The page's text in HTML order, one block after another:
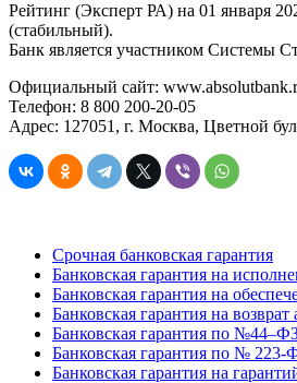
Рейтинг (Эксперт РА) на 01 января
(стабильный).
Банк является участником Системы
Официальный сайт:
Телефон: 8 800 200-20-05
Адрес: 127051, г. Москва, Цветной
Срочная банковская гарантия
Банковская гарантия на
Банковская гарантия на
Банковская гарантия на возврат
Банковская гарантия по
Банковская гарантия по № 223-
Банковская гарантия на